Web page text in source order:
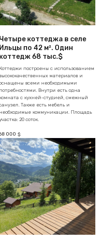
Четыре коттеджа в селе
Ильцы по 42 м². Один
коттедж 68 тыс.$
Коттеджи построены с использованием
высококачественных материалов и
всеми необходимыми
потребностями. Внутри есть одна
комната с кухней-студией, смежный
Также есть мебель и
необходимые коммуникации. Площадь
20 соток.
000 $